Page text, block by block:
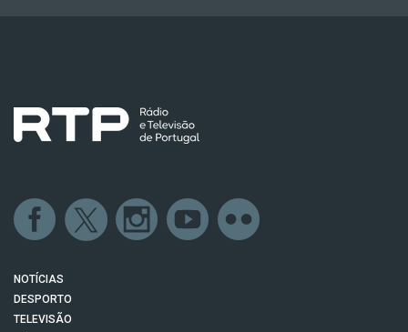
NOTÍCIAS
DESPORTO
TELEVISÃO